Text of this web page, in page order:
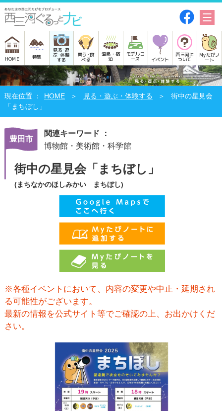
HOME 特集
見る･遊
ぶ･体験
する
買う･食
べる
温泉・宿
泊
モデルコ
ース イベント
西三河に
ついて
Myたびノ
ート
HOME 見る・遊ぶ・体験する
街中の星見会
「まちぼし」
豊田市
関連キーワード ：
博物館・美術館・科学館
街中の星見会「まちぼし」
(まちなかのほしみかい まちぼし)
※各種イベントにおいて、内容の変更や中止・延期され
る可能性がございます。
最新の情報を公式サイト等でご確認の上、お出かけくだ
さい。